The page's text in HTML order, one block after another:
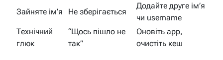
Зайняте ім’я Не зберігається
Додайте друге ім’я
чи username
Технічний
глюк
“Щось пішло не
так”
Оновіть app,
очистіть кеш